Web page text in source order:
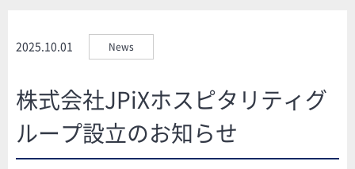
2025.10.01 News
株式会社JPiXホスピタリティグ
ループ設立のお知らせ